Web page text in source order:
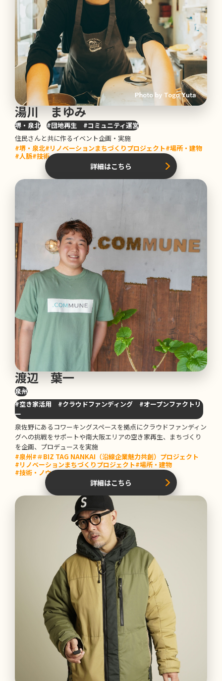
場所・建物
人脈
技術・ノウハウ
告知・情報発信
コンテンツ
その他
Keywords キーワード
検索する
湯川 まゆみ
堺・泉北
#団地再生 #コミュニティ運営
住民さんと共に作るイベント企画・実施
#堺・泉北#リノベーションまちづくりプロジェクト#場所・建物
#人脈#技術・ノウハウ#コンテンツ
詳細はこちら
渡辺 葉一
泉州
#空き家活用 #クラウドファンディング #オープンファクトリ
ー
泉佐野にあるコワーキングスペースを拠点にクラウドファンディン
グへの挑戦をサポートや南大阪エリアの空き家再生、まちづくり
を企画、プロデュースを実施
#泉州#＃BIZ TAG NANKAI（沿線企業魅力共創）プロジェクト
#リノベーションまちづくりプロジェクト#場所・建物
#技術・ノウハウ
詳細はこちら